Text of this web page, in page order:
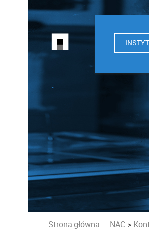
Strona główna NAC >